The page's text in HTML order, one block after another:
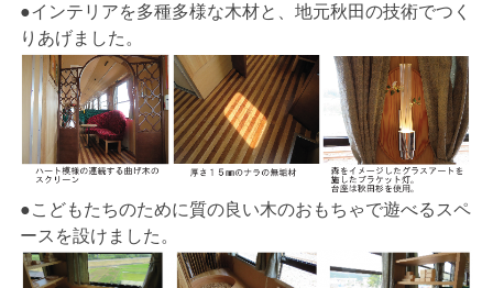
●インテリアを多種多様な木材と、地元秋田の技術でつく
りあげました。
●こどもたちのために質の良い木のおもちゃで遊べるスペ
ースを設けました。